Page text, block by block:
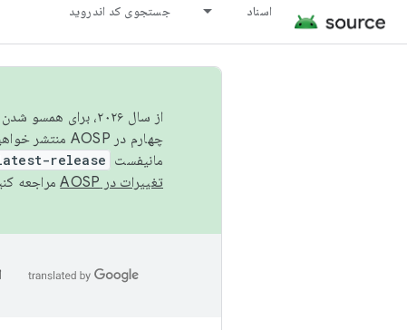
اسناد جستجوی کد اندروید
از سال ۲۰۲۶،
چهارم در AOSP منتشر خواهیم کرد. برای ساخت و مشارکت در AOSP،
مانیفست release
تغییرات در AOSP
مراجعه